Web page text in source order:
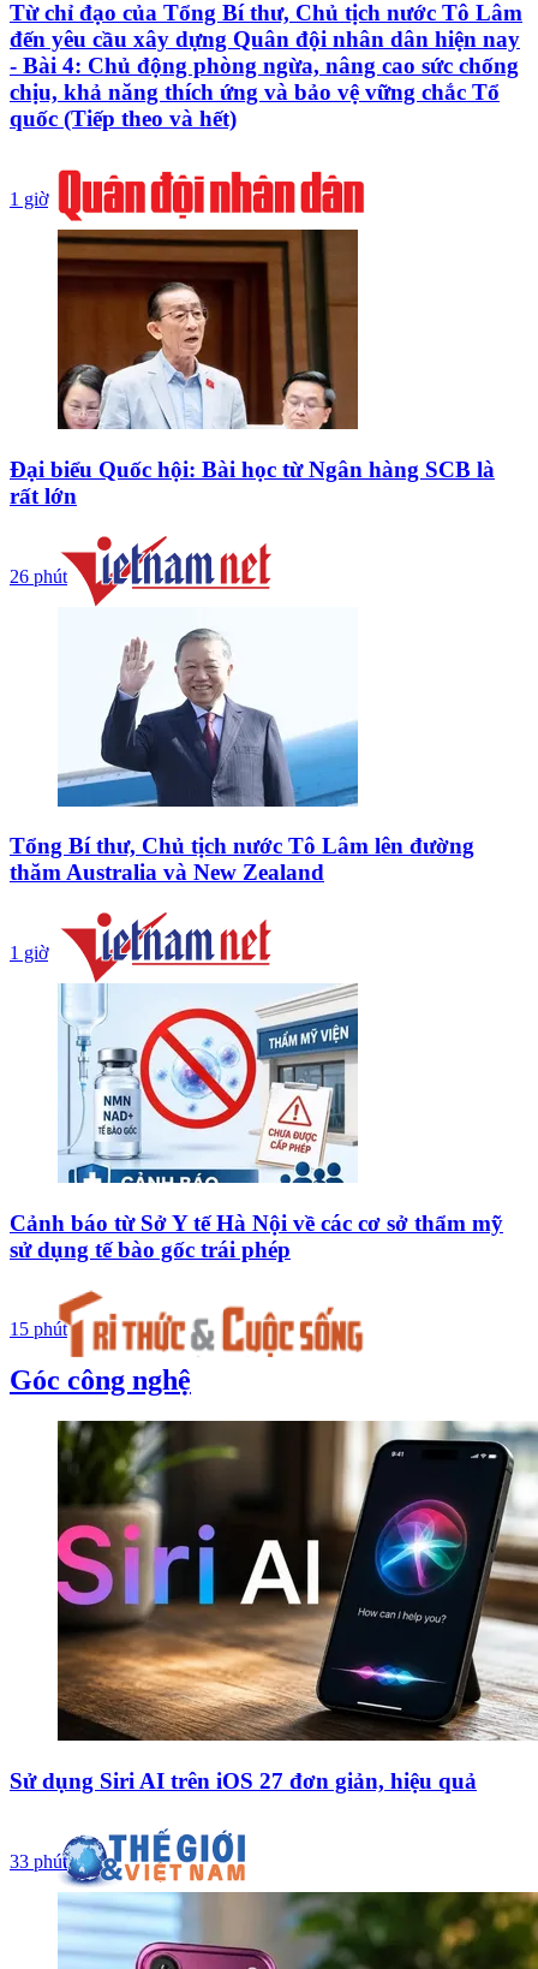
Từ chỉ đạo của Tổng Bí thư, Chủ tịch nước Tô Lâm
đến yêu cầu xây dựng Quân đội nhân dân hiện nay
- Bài 4: Chủ động phòng ngừa, nâng cao sức chống
chịu, khả năng thích ứng và bảo vệ vững chắc Tổ
quốc (Tiếp theo và hết)
1 giờ
Đại biểu Quốc hội: Bài học từ Ngân hàng SCB là
rất lớn
26 phút
Tổng Bí thư, Chủ tịch nước Tô Lâm lên đường
thăm Australia và New Zealand
1 giờ
Cảnh báo từ Sở Y tế Hà Nội về các cơ sở thẩm mỹ
sử dụng tế bào gốc trái phép
15 phút
Góc công nghệ
Sử dụng Siri AI trên iOS 27 đơn giản, hiệu quả
33 phút